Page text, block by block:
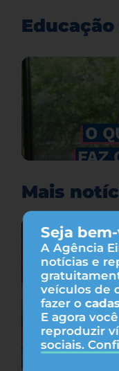
Seja
A Agência
notícias e
veículos de
fazer o
E agora
reproduzir
sociais.
Mais